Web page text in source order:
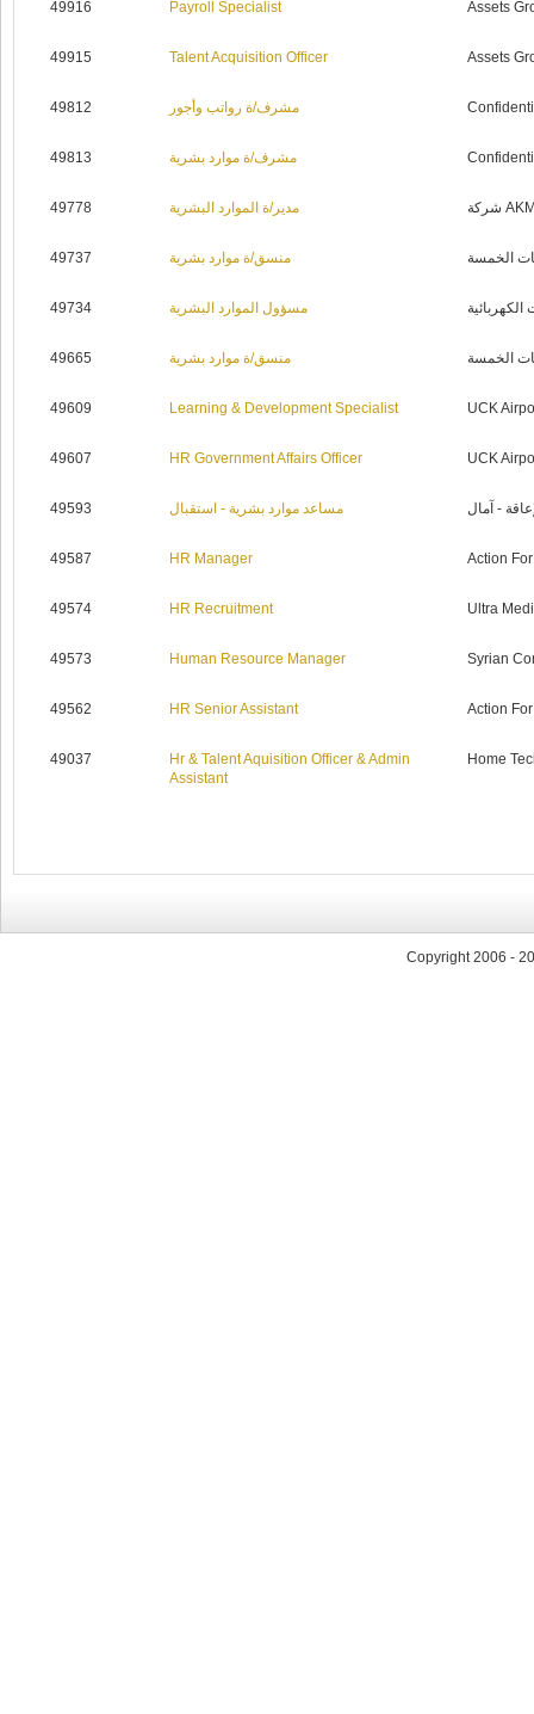
49916 Payroll Specialist Assets
49915 Talent Acquisition Officer Assets
49812 مشرف/ة رواتب وأجور
49813 مشرف/ة موارد بشرية
49778 مدير/ة الموارد البشرية
49737 منسق/ة موارد بشرية الخمسة
49734 مسؤول الموارد البشرية
49665 منسق/ة موارد بشرية الخمسة
49609 Learning & Development Specialist UCK
49607 HR Government Affairs Officer UCK
49593 مساعد موارد بشرية - استقبال - آمال
49587 HR Manager Action
49574 HR Recruitment Ultra
49573 Human Resource Manager Syrian
49562 HR Senior Assistant Action
49037
Hr & Talent Aquisition Officer & Admin
Assistant
Home
Copyright 2006 -